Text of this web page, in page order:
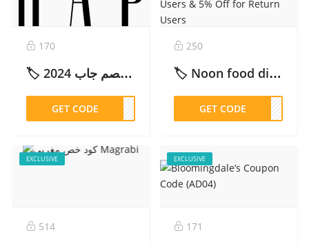
170
🏷️ كود خصم جاب 2024:(OTLOB) 15%Gap – 2026
GET CODETLOB
250
🏷️ Noon food discount code: ADM164 32% Off for New Users & 5% Off for Return Users – 2026
GET CODEM164
EXCLUSIVE
514
EXCLUSIVE
171